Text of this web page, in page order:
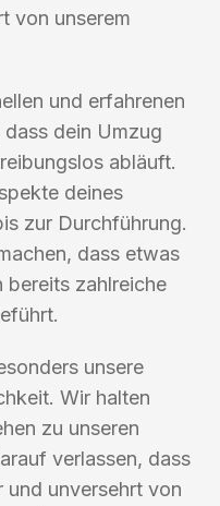
von unserem
und erfahrenen
dein Umzug
abläuft.
deines
zur Durchführung.
dass etwas
bereits zahlreiche
unsere
Wir halten
zu unseren
verlassen, dass
und unversehrt von